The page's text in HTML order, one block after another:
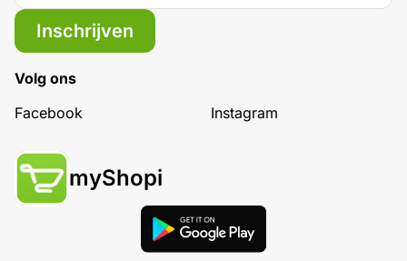
Inschrijven
Volg ons
Facebook
Instagram
myShopi